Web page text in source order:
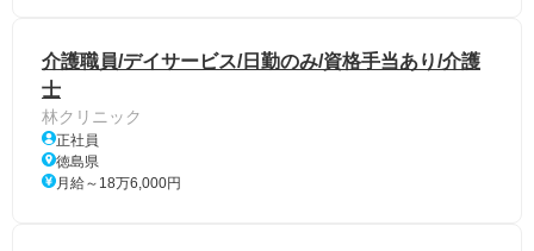
介護職員/デイサービス/日勤のみ/資格手当あり/介護
士
林クリニック
正社員
徳島県
月給～18万6,000円